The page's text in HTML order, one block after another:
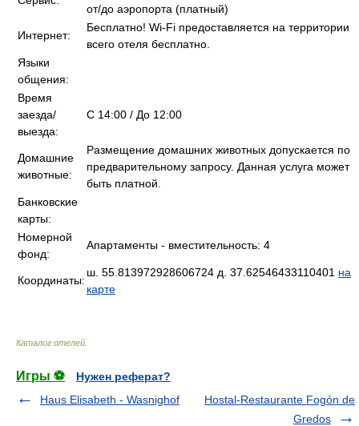
от/до аэропорта (платный)
Интернет:
Бесплатно! Wi-Fi предоставляется на территории
всего отеля бесплатно.
Языки
общения:
Время
заезда/
выезда:
C 14:00 / До 12:00
Домашние
животные:
Размещение домашних животных допускается по
предварительному запросу. Данная услуга может
быть платной.
Банковские
карты:
Номерной
фонд:
Апартаменты - вместительность: 4
Координаты:
ш. 55.813972928606724 д. 37.62546433110401 на
карте
Каталог отелей
Игры ⚽
Нужен реферат?
Haus Elisabeth - Wasnighof
Hostal-Restaurante Fogón de
Gredos